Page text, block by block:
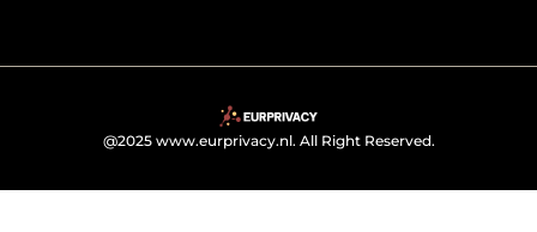
@2025 www.eurprivacy.nl. All Right Reserved.